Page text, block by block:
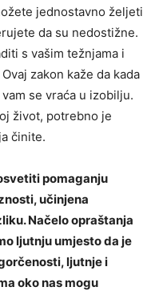
jednostavno željeti
da su nedostižne.
s vašim težnjama i
zakon kaže da kada
se vraća u izobilju.
život, potrebno je
činite.
pomaganju
učinjena
Načelo opraštanja
ljutnju umjesto da je
ljutnje i
oko nas mogu